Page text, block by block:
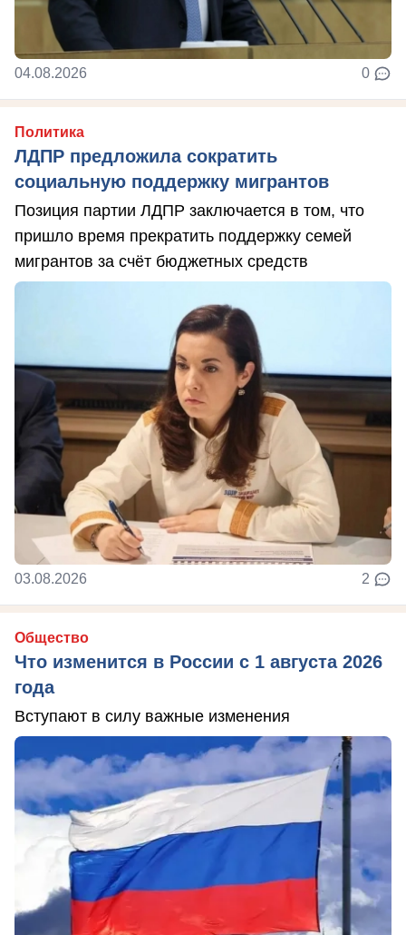
04.08.2026 0
Политика
ЛДПР предложила сократить
социальную поддержку мигрантов
Позиция партии ЛДПР заключается в том, что
пришло время прекратить поддержку семей
мигрантов за счёт бюджетных средств
03.08.2026 2
Общество
Что изменится в России с 1 августа 2026
года
Вступают в силу важные изменения